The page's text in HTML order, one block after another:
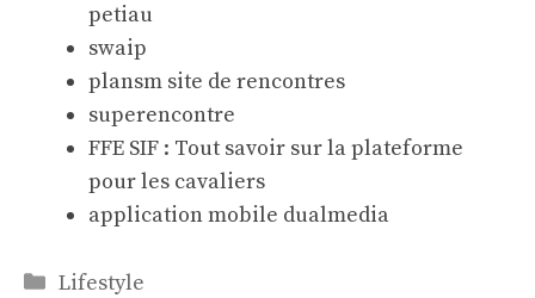
petiau
swaip
plansm site de rencontres
superencontre
FFE SIF : Tout savoir sur la plateforme
pour les cavaliers
application mobile dualmedia
Catégories
Lifestyle